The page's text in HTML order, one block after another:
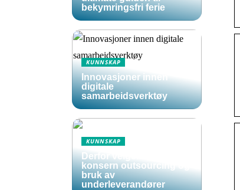
bekymringsfri ferie
KUNNSKAP
Innovasjoner innen
digitale
samarbeidsverktøy
KUNNSKAP
Derfor velger store
konsern outsourcing og
bruk av
underleverandører